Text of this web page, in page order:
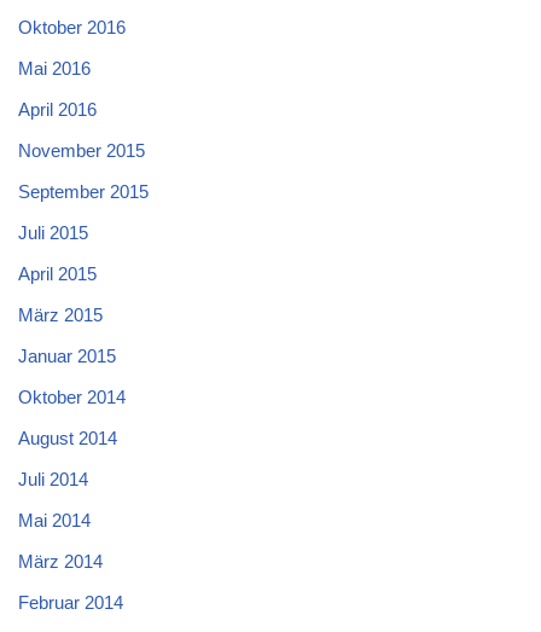
Oktober 2016
Mai 2016
April 2016
November 2015
September 2015
Juli 2015
April 2015
März 2015
Januar 2015
Oktober 2014
August 2014
Juli 2014
Mai 2014
März 2014
Februar 2014